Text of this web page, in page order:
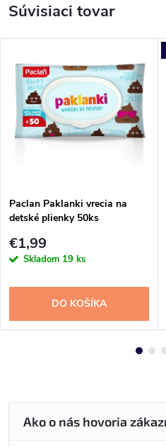
Súvisiaci tovar
Paclan Paklanki vrecia na
detské plienky 50ks
€1,99
Skladom 19 ks
DO KOŠÍKA